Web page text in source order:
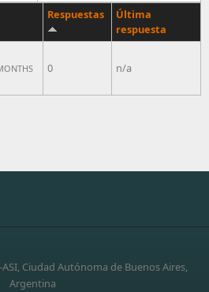
Respuestas
Última
respuesta
0 n/a
Ciudad Autónoma de Buenos Aires,
Argentina